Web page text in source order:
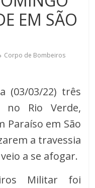
EM SÃO
Corpo de Bombeiros
(03/03/22) três
no Rio Verde,
Paraíso em São
a travessia
a se afogar.
Militar foi